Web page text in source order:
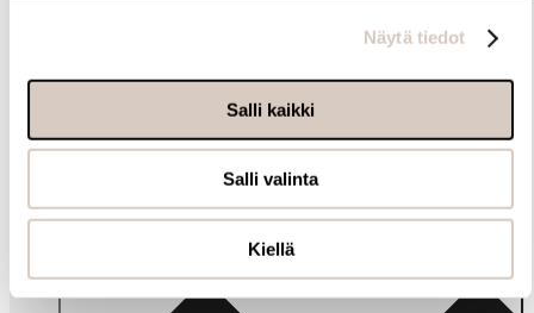
Näytä tiedot
Salli kaikki
Salli valinta
Kiellä